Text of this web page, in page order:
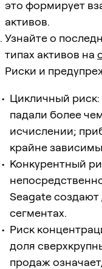
это формирует
активов.
Узнайте о
типах активов на
Риски и
Цикличный риск:
падали более
исчислении;
крайне
Конкурентный
Seagate создают
сегментах.
Риск
доля
продаж